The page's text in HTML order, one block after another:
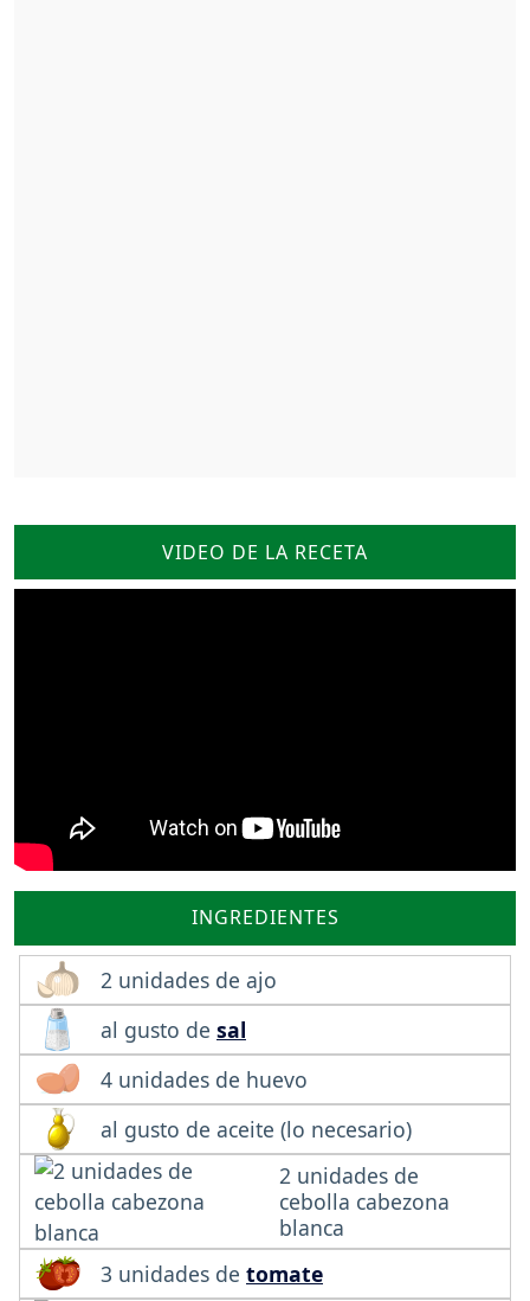
VIDEO DE LA RECETA
INGREDIENTES
2 unidades de ajo
al gusto de sal
4 unidades de huevo
al gusto de aceite (lo necesario)
2 unidades de
cebolla cabezona
blanca
3 unidades de tomate